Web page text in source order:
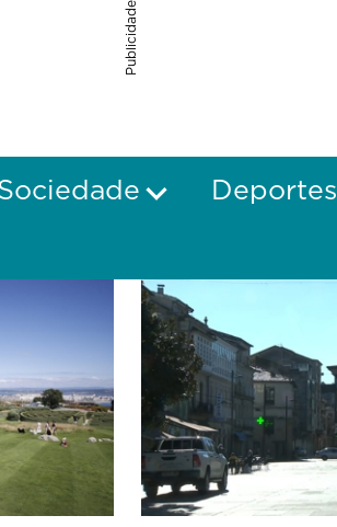
Publicidade
Deportes